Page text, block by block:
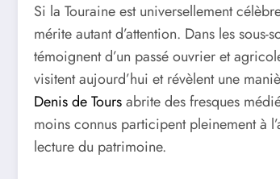
Si la Touraine est universellement
mérite autant d’attention. Dans les
témoignent d’un passé ouvrier et
visitent aujourd’hui et révèlent une
Denis de Toursabrite des fresques
moins connus participent pleinement à
lecture du patrimoine.